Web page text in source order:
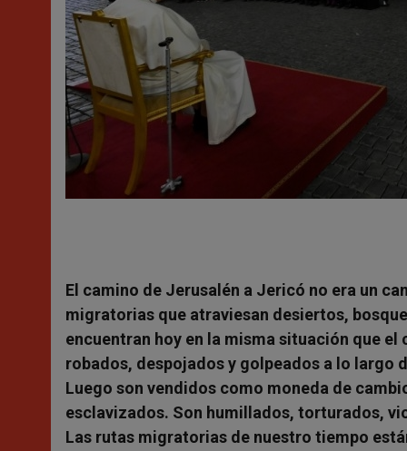
El camino de Jerusalén a Jericó no era un
migratorias que atraviesan desiertos,
encuentran hoy en la misma situación que
robados, despojados y golpeados a lo largo
Luego son vendidos como moneda de
esclavizados. Son humillados, torturados,
Las rutas migratorias de nuestro tiempo